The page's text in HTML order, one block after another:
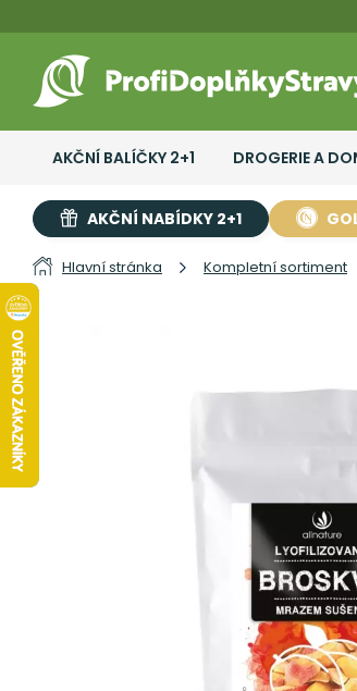
AKČNÍ BALÍČKY 2+1 DROGERIE A
AKČNÍ NABÍDKY 2+1
Hlavní stránka Kompletní sortiment